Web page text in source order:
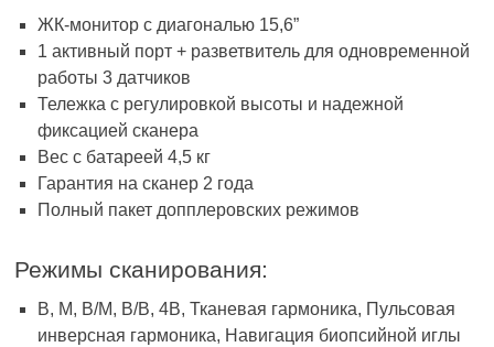
ЖК-монитор с диагональю 15,6”
1 активный порт + разветвитель для одновременной
работы 3 датчиков
Тележка с регулировкой высоты и надежной
фиксацией сканера
Вес с батареей 4,5 кг
Гарантия на сканер 2 года
Полный пакет допплеровских режимов
Режимы сканирования:
В, М, В/М, В/В, 4В, Тканевая гармоника, Пульсовая
инверсная гармоника, Навигация биопсийной иглы